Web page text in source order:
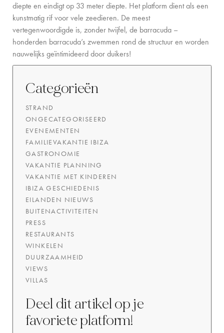
diepte en eindigt op 33 meter diepte. Het platform dient als een
kunstmatig rif voor vele zeedieren. De meest
vertegenwoordigde is, zonder twijfel, de barracuda –
honderden barracuda’s zwemmen rond de structuur en worden
nauwelijks geïntimideerd door duikers!
Categorieën
STRAND
ONGECATEGORISEERD
EVENEMENTEN
FAMILIEVAKANTIE IBIZA
GASTRONOMIE
VAKANTIE PLANNING
VAKANTIE MET KINDEREN
IBIZA GESCHIEDENIS
EILANDEN NIEUWS
BUITENACTIVITEITEN
PRESS
RESTAURANTS
WINKELEN
DUURZAAMHEID
VIEWS
VILLAS
Deel dit artikel op je
favoriete platform!